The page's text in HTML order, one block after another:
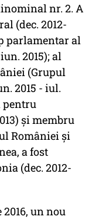
nr. 2. A
(dec. 2012-
parlamentar al
2015); al
(Grupul
2015 - iul.
pentru
și membru
României și
a fost
(dec. 2012-
un nou